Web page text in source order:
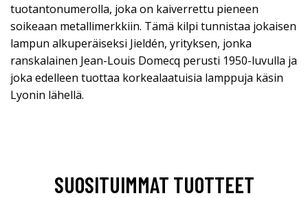
tuotantonumerolla, joka on kaiverrettu pieneen
soikeaan metallimerkkiin. Tämä kilpi tunnistaa jokaisen
lampun alkuperäiseksi Jieldén, yrityksen, jonka
ranskalainen Jean-Louis Domecq perusti 1950-luvulla ja
joka edelleen tuottaa korkealaatuisia lamppuja käsin
Lyonin lähellä.
SUOSITUIMMAT TUOTTEET